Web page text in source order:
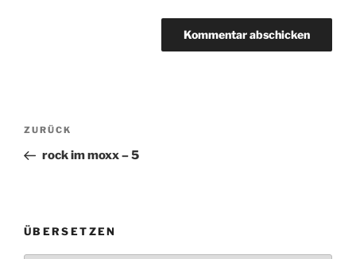
Beitrags-
Vorheriger
Beitrag
ZURÜCK
rock im moxx – 5
ÜBERSETZEN